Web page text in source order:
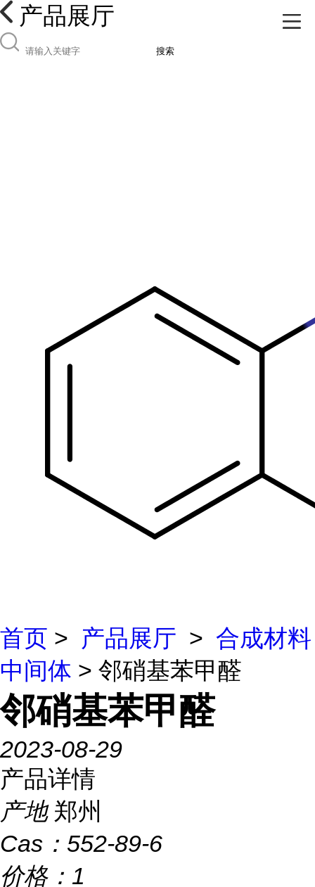
产品展厅
搜索
首页 > 产品展厅 > 合成材料
中间体 > 邻硝基苯甲醛
邻硝基苯甲醛
2023-08-29
产品详情
产地 郑州
Cas： 552-89-6
价格： 1